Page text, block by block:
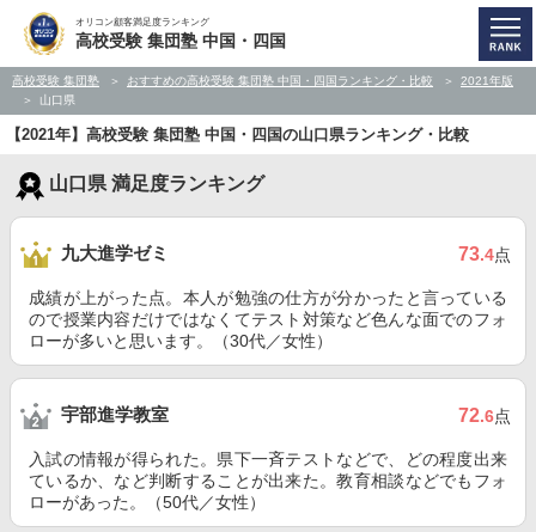
オリコン顧客満足度ランキング
高校受験 集団塾 中国・四国
高校受験 集団塾 おすすめの高校受験 集団塾 中国・四国ランキング・比較
2021年版
山口県
【2021年】高校受験 集団塾 中国・四国の山口県ランキング・比較
山口県 満足度ランキング
九大進学ゼミ 73.4点
成績が上がった点。本人が勉強の仕方が分かったと言っている
ので授業内容だけではなくてテスト対策など色んな面でのフォ
ローが多いと思います。（30代／女性）
宇部進学教室 72.6点
入試の情報が得られた。県下一斉テストなどで、どの程度出来
ているか、など判断することが出来た。教育相談などでもフォ
ローがあった。（50代／女性）